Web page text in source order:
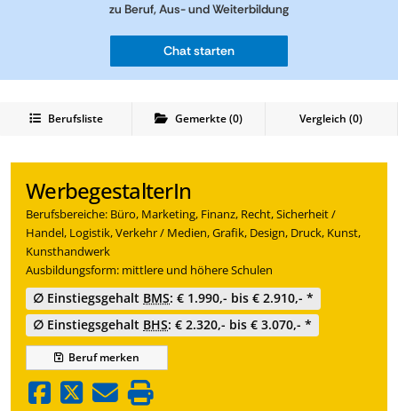
zu Beruf, Aus- und Weiterbildung
Chat starten
Berufsliste Gemerkte(0) Vergleich (0)
WerbegestalterIn
Berufsbereiche: Büro, Marketing, Finanz, Recht, Sicherheit /
Handel, Logistik, Verkehr / Medien, Grafik, Design, Druck, Kunst,
Kunsthandwerk
Ausbildungsform: mittlere und höhere Schulen
∅ Einstiegsgehalt BMS: € 1.990,- bis € 2.910,- *
∅ Einstiegsgehalt BHS: € 2.320,- bis € 3.070,- *
Berufmerken